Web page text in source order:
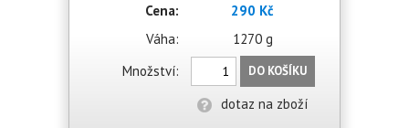
Cena:
290 Kč
Váha:
1270 g
Množství:
DO KOŠÍKU
dotaz na zboží